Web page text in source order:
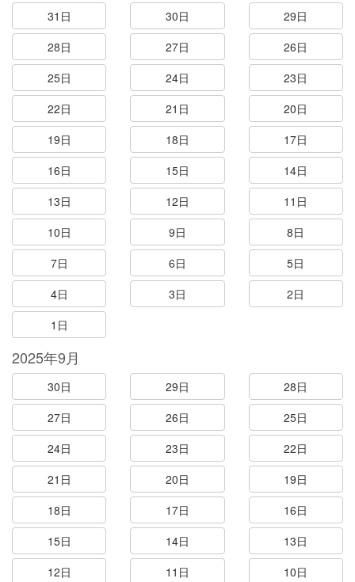
31日 30日
29日
28日
27日
26日
25日
24日
23日
22日
21日
20日
19日
18日
17日
16日
15日
14日
13日
12日
11日
10日
9日
8日
7日
6日
5日
4日
3日
2日
1日
2025年9月
30日 29日
28日
27日
26日
25日
24日
23日
22日
21日
20日
19日
18日
17日
16日
15日
14日
13日
12日
11日
10日